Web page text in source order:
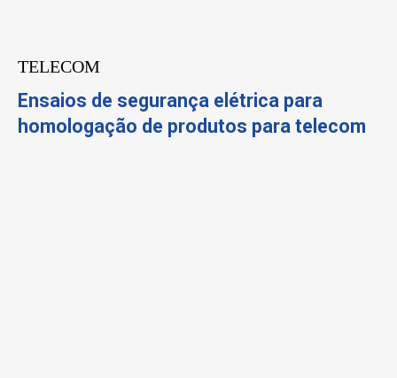
TELECOM
Ensaios de segurança elétrica para
homologação de produtos para telecom